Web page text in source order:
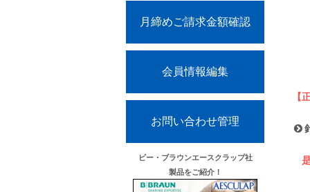
月締めご請求金額確認
会員情報編集
お問い合わせ管理
ビー・ブラウンエースクラップ社
製品をご紹介！
【
是